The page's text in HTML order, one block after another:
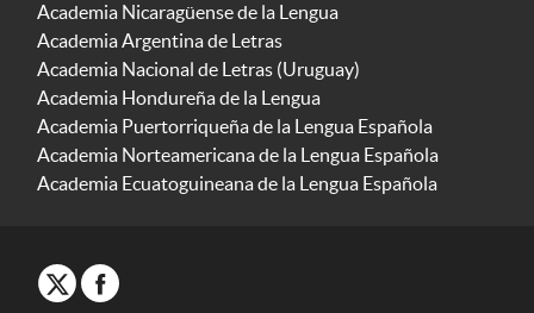
Academia Nicaragüense de la Lengua
Academia Argentina de Letras
Academia Nacional de Letras (Uruguay)
Academia Hondureña de la Lengua
Academia Puertorriqueña de la Lengua Española
Academia Norteamericana de la Lengua Española
Academia Ecuatoguineana de la Lengua Española